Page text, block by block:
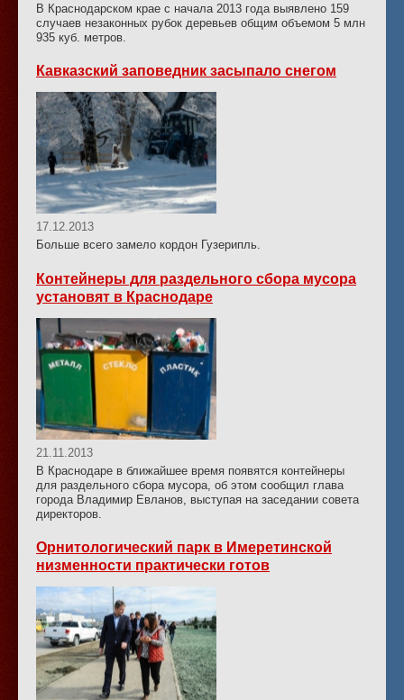
В Краснодарском крае с начала 2013 года выявлено 159
случаев незаконных рубок деревьев общим объемом 5 млн
935 куб. метров.
Кавказский заповедник засыпало снегом
17.12.2013
Больше всего замело кордон Гузерипль.
Контейнеры для раздельного сбора мусора
установят в Краснодаре
21.11.2013
В Краснодаре в ближайшее время появятся контейнеры
для раздельного сбора мусора, об этом сообщил глава
города Владимир Евланов, выступая на заседании совета
директоров.
Орнитологический парк в Имеретинской
низменности практически готов